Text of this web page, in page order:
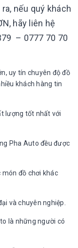
nếu quý khách
hãy liên hệ
– 0777 70 70
uy tín chuyên độ đồ
khách hàng tin
lượng tốt nhất với
Pha Auto đều được
đồ chơi khác
và chuyên nghiệp.
là những người có